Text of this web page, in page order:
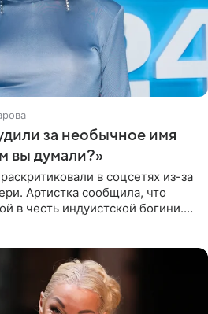
за необычное имя
вы думали?»
в соцсетях из-за
Артистка сообщила, что
в честь индуистской богини.